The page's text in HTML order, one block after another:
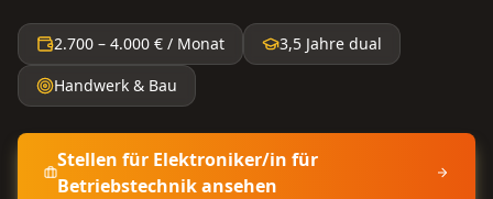
2.700 – 4.000 € / Monat
3,5 Jahre dual
Handwerk & Bau
Stellen für Elektroniker/in für
Betriebstechnikansehen